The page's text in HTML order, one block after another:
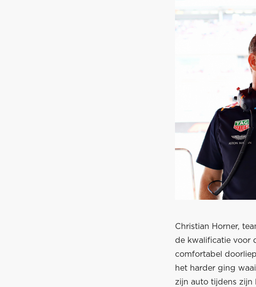
Christian Horner,
de kwalificatie voor
comfortabel
het harder ging
zijn auto tijdens zijn